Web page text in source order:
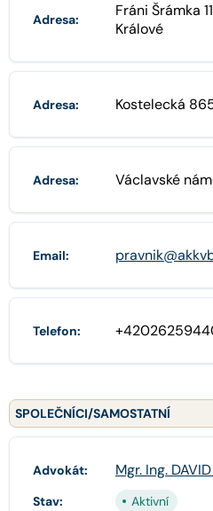
Adresa:
Fráni Šrámka
Králové
Adresa: Kostelecká
Adresa: Václavské
Email:
Telefon:
SPOLEČNÍCI/SAMOSTATNÍ
Advokát: Mgr. Ing.
Stav: Aktivní